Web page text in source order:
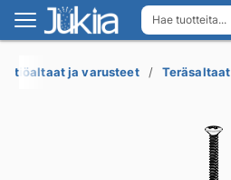
Hae tuotteita...
Siirry
navigointiin
Siirry
sisältöön
ja varusteet Teräsaltaat